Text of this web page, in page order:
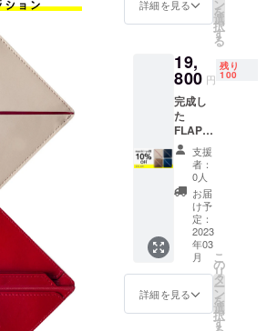
さい財布で
素敵な財布
がないこと
に気が付
き、ダミー
を作り始め
2018年 構
造として特
許が取れる
かと思い、
特許を申請
2021年 特
許取得（特
レッ
イエ
ロー、
ゴール
ドxベー
ジュ、
ネイ
ビーxス
カイブ
ルーの4
色の中
からお1
つお選
びくだ
さい。
※デザイ
ン・仕
様は変
詳細を見る ン
を
選
択
す
る
19,
800 円
残り
100
完成し
た
FLAPP
をお1つ
お届け
［一般
販売予
定価格
22,000
円の
10%OF
F］ ※
ベー
ジュx
レッ
支援
者：
0人
お届
け予
定：
2023
年03
月
詳細を見る
こ
の
リ
タ
ー
ン
を
選
択
す